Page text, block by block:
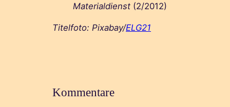
Materialdienst (2/2012)
Titelfoto: Pixabay/ELG21
Kommentare